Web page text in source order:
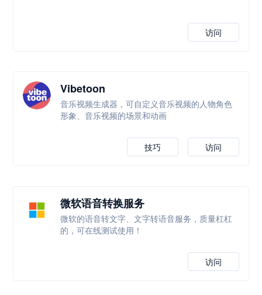
访问
Vibetoon
音乐视频生成器，可自定义音乐视频的人物角色
形象、音乐视频的场景和动画
访问
技巧
微软语音转换服务
微软的语音转文字、文字转语音服务，质量杠杠
的，可在线测试使用！
访问